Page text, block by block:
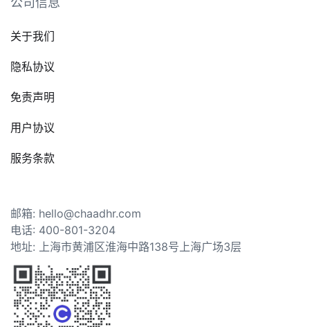
关于我们
隐私协议
免责声明
用户协议
服务条款
邮箱: hello@chaadhr.com
电话: 400-801-3204
地址: 上海市黄浦区淮海中路138号上海广场3层